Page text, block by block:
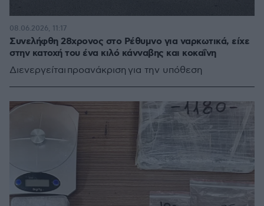
Συνελήφθη 28χρονος στο Ρέθυμνο για ναρκωτικά, είχε
στην κατοχή του ένα κιλό κάνναβης και κοκαΐνη
Διενεργείται προανάκριση για την υπόθεση
08.06.2026, 11:17